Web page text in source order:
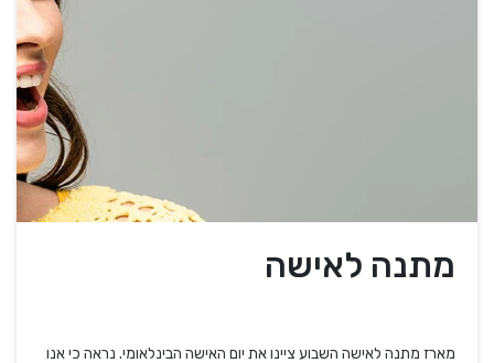
מתנה לאישה
מארז מתנה לאישה השבוע ציינו את יום האישה הבינלאומי. נראה כי אנו